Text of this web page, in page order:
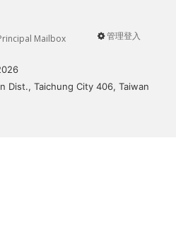
User
管理登入
Mailbox
Dist., Taichung City 406, Taiwan